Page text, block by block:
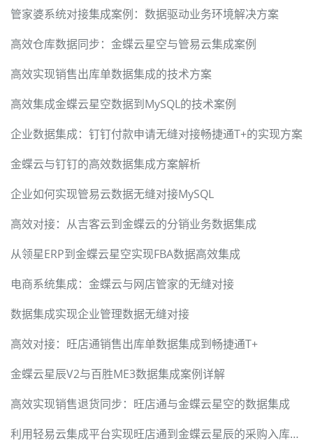
管家婆系统对接集成案例：数据驱动业务环境解决方案
高效仓库数据同步：金蝶云星空与管易云集成案例
高效实现销售出库单数据集成的技术方案
高效集成金蝶云星空数据到MySQL的技术案例
企业数据集成：钉钉付款申请无缝对接畅捷通T+的实现方案
金蝶云与钉钉的高效数据集成方案解析
企业如何实现管易云数据无缝对接MySQL
高效对接：从吉客云到金蝶云的分销业务数据集成
从领星ERP到金蝶云星空实现FBA数据高效集成
电商系统集成：金蝶云与网店管家的无缝对接
数据集成实现企业管理数据无缝对接
高效对接：旺店通销售出库单数据集成到畅捷通T+
金蝶云星辰V2与百胜ME3数据集成案例详解
高效实现销售退货同步：旺店通与金蝶云星空的数据集成
利用轻易云集成平台实现旺店通到金蝶云星辰的采购入库单对接